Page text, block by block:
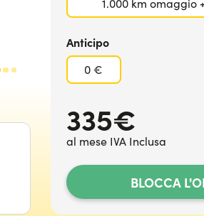
1.000 km omaggio
Anticipo
0 €
335€
al mese IVA Inclusa
BLOCCA